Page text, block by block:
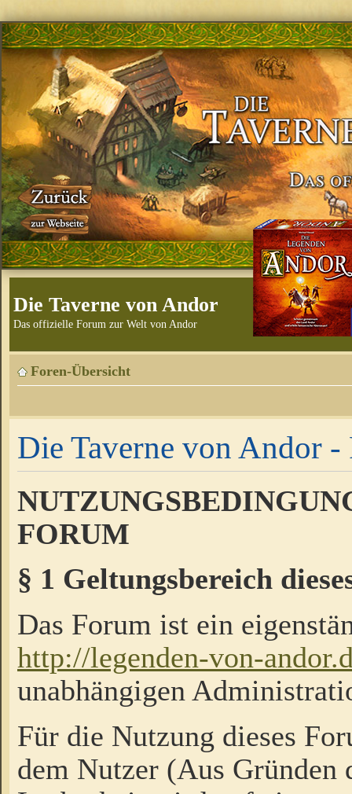
Die Taverne von Andor
Das offizielle Forum zur Welt von Andor
Foren-Übersicht
Die Taverne von Andor -
FORUM
§ 1 Geltungsbereich
Das Forum ist ein
http://legenden-von-
unabhängigen
Für die Nutzung dieses
dem Nutzer (Aus Gründen